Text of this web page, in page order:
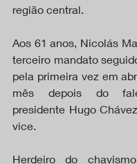
região central.
Aos 61 anos, Nicolás
terceiro mandato
pela primeira vez em
mês depois do
presidente Hugo
vice.
Herdeiro do